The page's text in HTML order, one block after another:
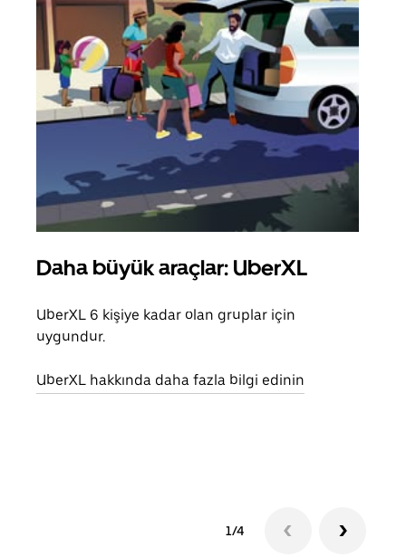
Daha büyük araçlar: UberXL
UberXL 6 kişiye kadar olan gruplar için
uygundur.
UberXL hakkında daha fazla bilgi edinin
1/4